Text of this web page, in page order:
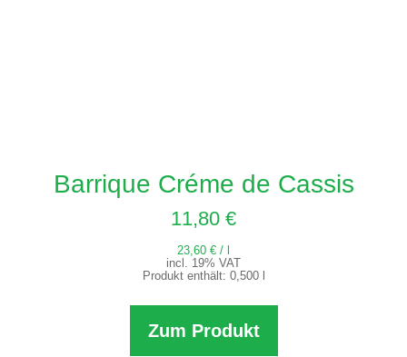
Barrique Créme de Cassis
11,80 €
23,60 € /
incl. 19% VAT
Produkt enthält: 0,500
Zum Produkt